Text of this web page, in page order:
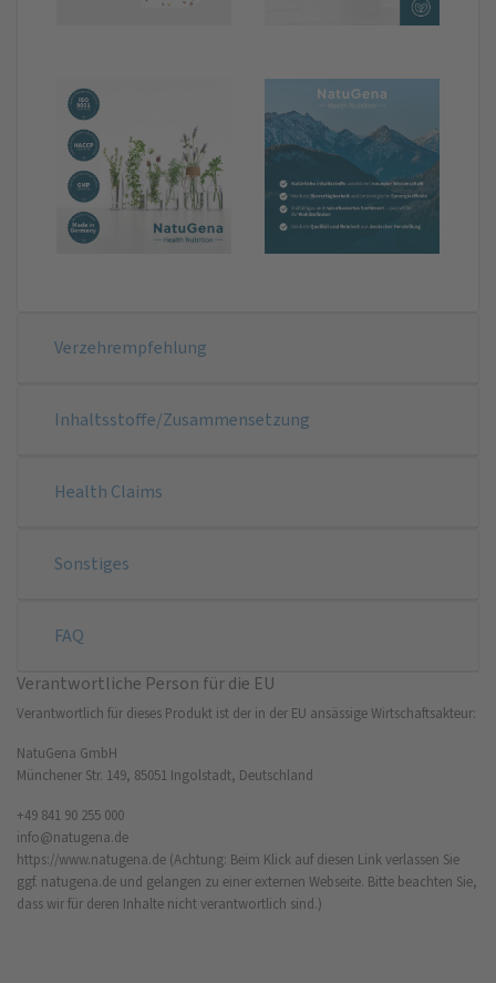
Verzehrempfehlung
Inhaltsstoffe/Zusammensetzung
Health Claims
Sonstiges
FAQ
Verantwortliche Person für die EU
Verantwortlich für dieses Produkt ist der in der EU ansässige Wirtschaftsakteur:
NatuGena GmbH
Münchener Str. 149, 85051 Ingolstadt, Deutschland
+49 841 90 255 000
info@natugena.de
https://www.natugena.de (Achtung: Beim Klick auf diesen Link verlassen Sie
ggf. natugena.de und gelangen zu einer externen Webseite. Bitte beachten Sie,
dass wir für deren Inhalte nicht verantwortlich sind.)